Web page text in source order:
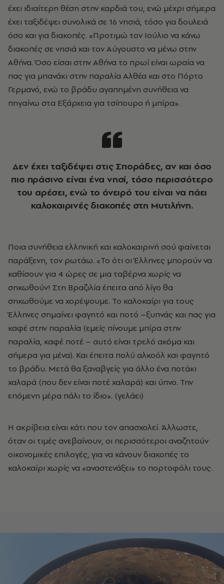
έχει ιδιαίτερη θέση στην καρδιά του, ενώ μέχρι σήμερα
έχει ταξιδέψει συνολικά σε 16 νησιά, τόσο για δουλειά
όσο και για διακοπές. «Προτιμώ τον Ιούλιο να κάνω
διακοπές σε νησιά και τον Αύγουστο να μένω στην
Αθήνα. Όσο είσαι στην Αθήνα το πρωί είναι ωραία να
πας για μπανάκι στην παραλία Αλθέα και στο Πόρτο
Γερμανό, ενώ το βράδυ αγαπημένη συνήθεια να
πηγαίνω στα Εξάρχεια για τσίπουρο ή μπίρα».
Δεν έχει ταξιδέψει στις Σποράδες, αν και όσο
πιο πράσινο είναι ένα νησί, τόσο περισσότερο
του αρέσει, ενώ το όνειρό του είναι να πάει
καλοκαιρινές διακοπές στη Μυτιλήνη.
Ποια συνήθεια ελληνική και καλοκαιρινή σού φαίνεται
παράξενη, τον ρωτάω. «Το ότι οι Έλληνες μπορούν να
καθίσουν για 4 ώρες σε μια ταβέρνα χωρίς να
σηκωθούν! Στη Βραζιλία έπειτα από λίγο θα
σηκωθούμε να χορέψουμε. Το καλοκαίρι για τους
Έλληνες σημαίνει φαγητό και ποτό –ξυπνάς και πας για
καφέ στην παραλία (εμείς πίνουμε μπίρα στην
παραλία, καφέ ποτέ – αυτό είναι τρελό ακόμα και
σήμερα για μένα). Και έπειτα πολύ αλκοόλ και φαγητό
το βράδυ. Μετά θα ξαναβγείς για άλλο ένα ποτάκι
χαλαρά (που δεν είναι ποτέ χαλαρά) και ύπνο. Την
επόμενη μέρα πάλι το ίδιο». (γελάει)
Η ακρίβεια είναι κάτι που τον απασχολεί. Άλλωστε,
όταν οι τιμές ανεβαίνουν, οι περισσότεροι αναζητούν
οικονομικές επιλογές, για να κάνουν διακοπές το
καλοκαίρι χωρίς να «αναστενάξει» το πορτοφόλι τους.